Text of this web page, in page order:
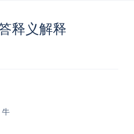
释义解释
牛